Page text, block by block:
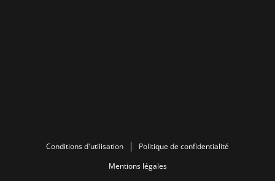
Conditions d'utilisation
Politique de confidentialité
Mentions légales